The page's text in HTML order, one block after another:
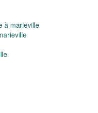
à marieville